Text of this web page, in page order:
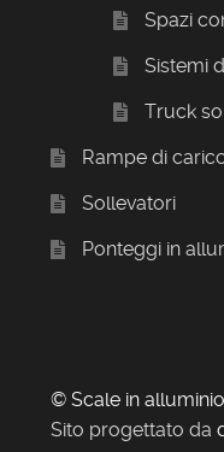
Spazi
Sistemi
Truck
Rampe di
Sollevatori
Ponteggi in
© Scale in
Sito progettato da